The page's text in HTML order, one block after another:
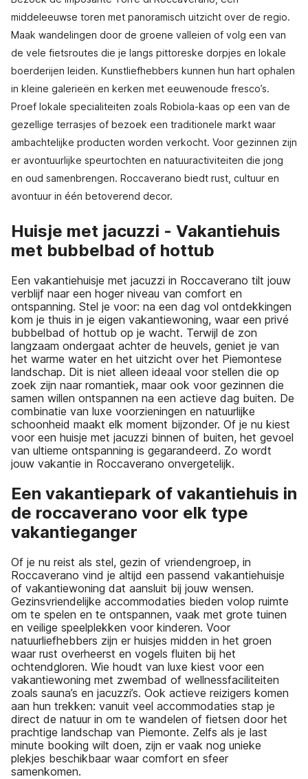
middeleeuwse toren met panoramisch uitzicht over de regio.
Maak wandelingen door de groene valleien of volg een van
de vele fietsroutes die je langs pittoreske dorpjes en lokale
boerderijen leiden. Kunstliefhebbers kunnen hun hart ophalen
in kleine galerieën en kerken met eeuwenoude fresco’s.
Proef lokale specialiteiten zoals Robiola-kaas op een van de
gezellige terrasjes of bezoek een traditionele markt waar
ambachtelijke producten worden verkocht. Voor gezinnen zijn
er avontuurlijke speurtochten en natuuractiviteiten die jong
en oud samenbrengen. Roccaverano biedt rust, cultuur en
avontuur in één betoverend decor.
Huisje met jacuzzi - Vakantiehuis
met bubbelbad of hottub
Een vakantiehuisje met jacuzzi in Roccaverano tilt jouw
verblijf naar een hoger niveau van comfort en
ontspanning. Stel je voor: na een dag vol ontdekkingen
kom je thuis in je eigen vakantiewoning, waar een privé
bubbelbad of hottub op je wacht. Terwijl de zon
langzaam ondergaat achter de heuvels, geniet je van
het warme water en het uitzicht over het Piemontese
landschap. Dit is niet alleen ideaal voor stellen die op
zoek zijn naar romantiek, maar ook voor gezinnen die
samen willen ontspannen na een actieve dag buiten. De
combinatie van luxe voorzieningen en natuurlijke
schoonheid maakt elk moment bijzonder. Of je nu kiest
voor een huisje met jacuzzi binnen of buiten, het gevoel
van ultieme ontspanning is gegarandeerd. Zo wordt
jouw vakantie in Roccaverano onvergetelijk.
Een vakantiepark of vakantiehuis in
de roccaverano voor elk type
vakantieganger
Of je nu reist als stel, gezin of vriendengroep, in
Roccaverano vind je altijd een passend vakantiehuisje
of vakantiewoning dat aansluit bij jouw wensen.
Gezinsvriendelijke accommodaties bieden volop ruimte
om te spelen en te ontspannen, vaak met grote tuinen
en veilige speelplekken voor kinderen. Voor
natuurliefhebbers zijn er huisjes midden in het groen
waar rust overheerst en vogels fluiten bij het
ochtendgloren. Wie houdt van luxe kiest voor een
vakantiewoning met zwembad of wellnessfaciliteiten
zoals sauna’s en jacuzzi’s. Ook actieve reizigers komen
aan hun trekken: vanuit veel accommodaties stap je
direct de natuur in om te wandelen of fietsen door het
prachtige landschap van Piemonte. Zelfs als je last
minute booking wilt doen, zijn er vaak nog unieke
plekjes beschikbaar waar comfort en sfeer
samenkomen.